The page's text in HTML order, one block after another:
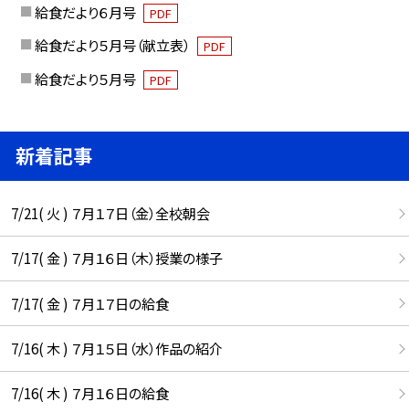
給食だより６月号 PDF
給食だより５月号（献立表） PDF
給食だより５月号 PDF
新着記事
7/21( 火 ) ７月１７日（金）全校朝会
7/17( 金 ) ７月１６日（木）授業の様子
7/17( 金 ) ７月１７日の給食
7/16( 木 ) ７月１５日（水）作品の紹介
7/16( 木 ) ７月１６日の給食